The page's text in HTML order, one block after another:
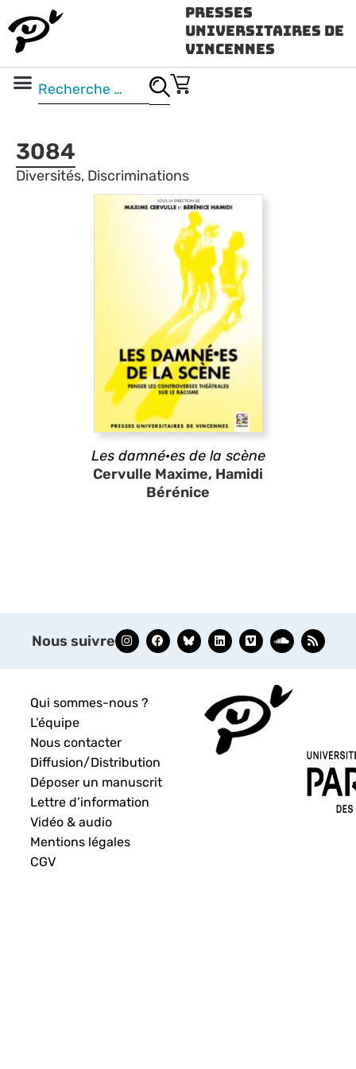
Presses
Universitaires de
Vincennes
3084
Diversités, Discriminations
Les damné·es de la scène
Cervulle Maxime, Hamidi
Bérénice
Nous suivre
Qui sommes-nous ?
L’équipe
Nous contacter
Diffusion/Distribution
Déposer un manuscrit
Lettre d’information
Vidéo & audio
Mentions légales
CGV